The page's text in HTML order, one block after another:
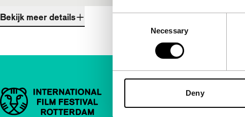
Necessary
Deny
Bekijk meer details
Belangrijke links Snel naar